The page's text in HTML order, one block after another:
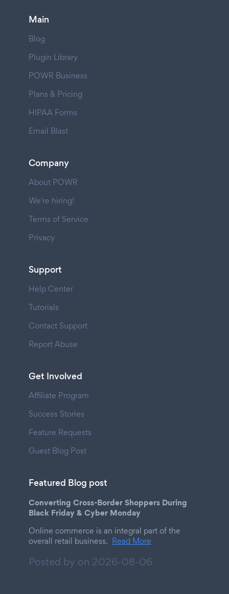
Main
Blog
Plugin Library
POWR Business
Plans & Pricing
HIPAA Forms
Email Blast
Company
About POWR
We're hiring!
Terms of Service
Privacy
Support
Help Center
Tutorials
Contact Support
Report Abuse
Get Involved
Affiliate Program
Success Stories
Feature Requests
Guest Blog Post
Featured Blog post
Converting Cross-Border Shoppers During
Black Friday & Cyber Monday
Online commerce is an integral part of the
overall retail business. Read More
Posted by on 2026-08-06